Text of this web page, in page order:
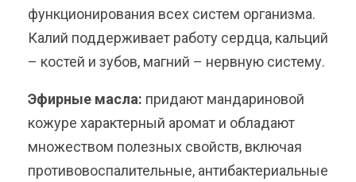
функционирования всех систем организма.
Калий поддерживает работу сердца, кальций
– костей и зубов, магний – нервную систему.
Эфирные масла: придают мандариновой
кожуре характерный аромат и обладают
множеством полезных свойств, включая
противовоспалительные, антибактериальные